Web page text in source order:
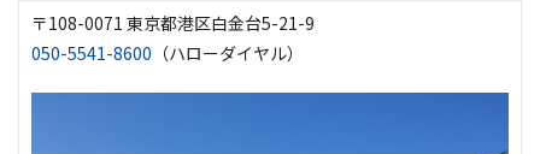
〒108-0071 東京都港区白金台5-21-9
050-5541-8600 （ハローダイヤル）